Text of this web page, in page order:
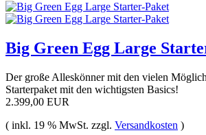
Big Green Egg Large
Der große Alleskönner mit den vielen
Starterpaket mit den wichtigsten Basics!
2.399,00 EUR
( inkl. 19 % MwSt. zzgl. Versandkosten )